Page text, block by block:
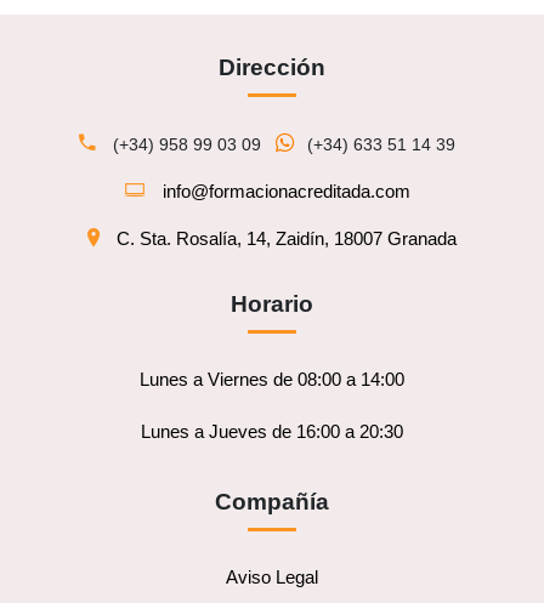
Dirección
(+34) 958 99 03 09 (+34) 633 51 14 39
info@formacionacreditada.com
C. Sta. Rosalía, 14, Zaidín, 18007 Granada
Horario
Lunes a Viernes de 08:00 a 14:00
Lunes a Jueves de 16:00 a 20:30
Compañía
Aviso Legal